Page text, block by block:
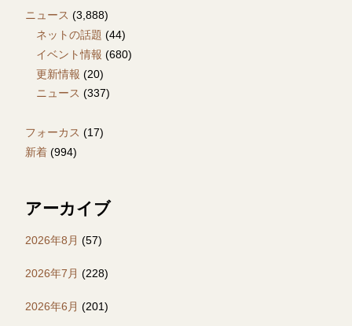
ニュース (3,888)
ネットの話題 (44)
イベント情報 (680)
更新情報 (20)
ニュース (337)
フォーカス (17)
新着 (994)
アーカイブ
2026年8月 (57)
2026年7月 (228)
2026年6月 (201)